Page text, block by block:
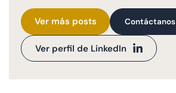
Ver más posts Contáctanos
Ver perfil de LinkedIn